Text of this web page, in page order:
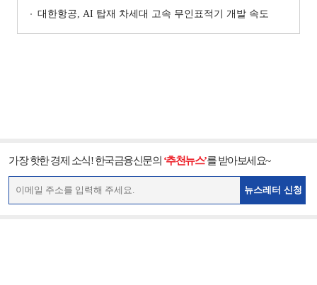
대한항공, AI 탑재 차세대 고속 무인표적기 개발 속도
가장 핫한 경제 소식! 한국금융신문의 ‘추천뉴스’를 받아보세요~
뉴스레터 신청